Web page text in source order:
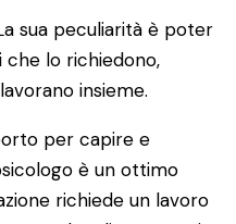
sua peculiarità è poter
che lo richiedono,
insieme.
per capire e
è un ottimo
richiede un lavoro